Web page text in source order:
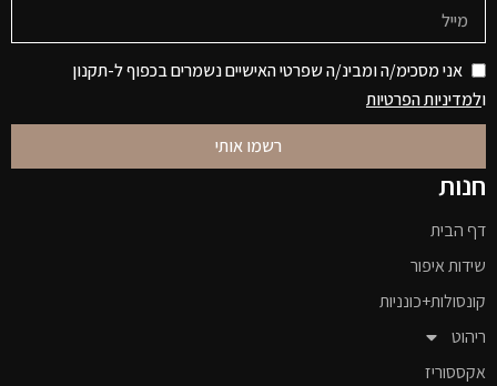
אני מסכימ/ה ומבינ/ה שפרטי האישיים נשמרים בכפוף ל-תקנון
ולמדיניות הפרטיות
רשמו אותי
חנות
דף הבית
שידות איפור
קונסולות+כונניות
ריהוט
אקססוריז